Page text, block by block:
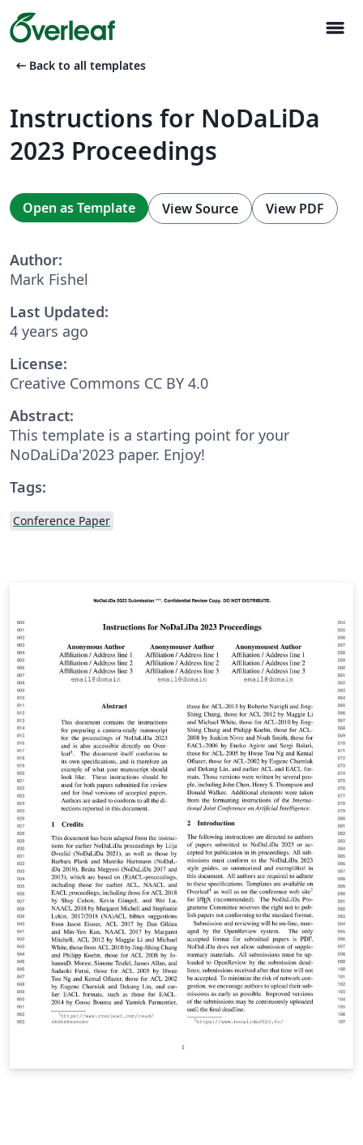
menu
arrow_left_alt Back to all templates
Instructions for NoDaLiDa
2023 Proceedings
Open as Template View Source View PDF
Author:
Mark Fishel
Last Updated:
4 years ago
License:
Creative Commons CC BY 4.0
Abstract:
This template is a starting point for your
NoDaLiDa'2023 paper. Enjoy!
Tags:
Conference Paper